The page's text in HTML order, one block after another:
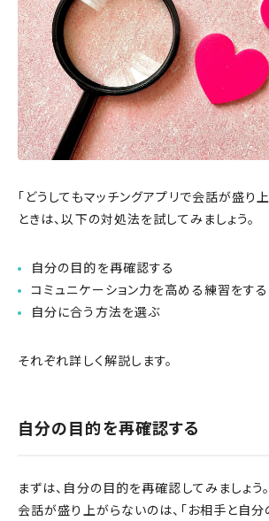
「どうしてもマッチングアプリで会話が盛り
ときは、以下の対処法を試してみましょう。
自分の目的を再確認する
コミュニケーション力を高める練習をする
自分に合う方法を選ぶ
それぞれ詳しく解説します。
自分の目的を再確認する
まずは、自分の目的を再確認してみましょう
会話が盛り上がらないのは、「お相手と自